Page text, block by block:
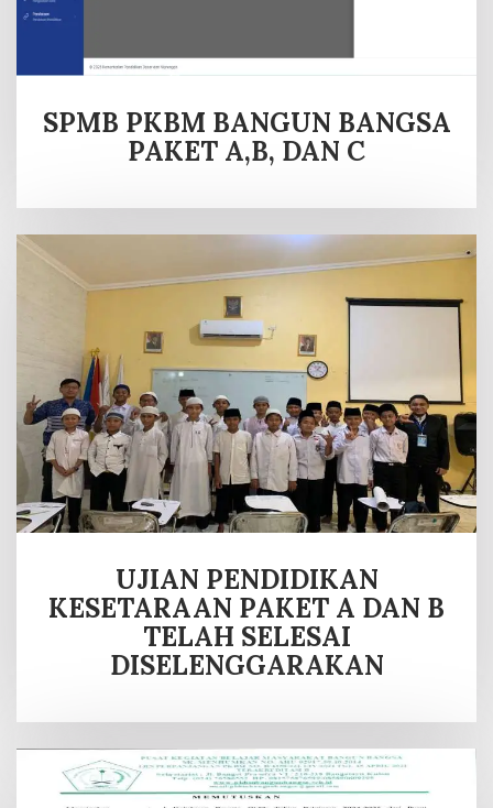
SPMB PKBM BANGUN BANGSA
PAKET A,B, DAN C
UJIAN PENDIDIKAN
KESETARAAN PAKET A DAN B
TELAH SELESAI
DISELENGGARAKAN